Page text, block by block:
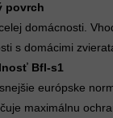
povrch
domácnosti.
s domácimi
Bfl-s1
európske
maximálnu